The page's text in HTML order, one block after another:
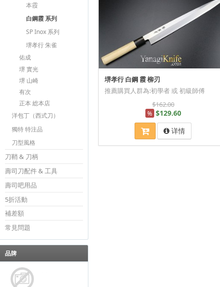
本霞
白鋼霞 系列
SP Inox 系列
堺孝行 朱雀
佑成
堺 實光
堺 山崎
有次
正本 総本店
洋包丁（西式刀）
獨特 特注品
刀型風格
刀鞘 & 刀柄
壽司刀配件 & 工具
壽司吧用品
5折活動
補差額
常見問題
品牌
堺孝行 白鋼 霞 柳刃
推薦購買人群為:初學者 或 初級師傅
$162.00
% $129.60
详情